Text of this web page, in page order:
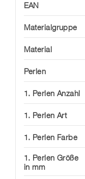
EAN
Materialgruppe
Material
Perlen
1. Perlen Anzahl
1. Perlen Art
1. Perlen Farbe
1. Perlen Größe
in mm